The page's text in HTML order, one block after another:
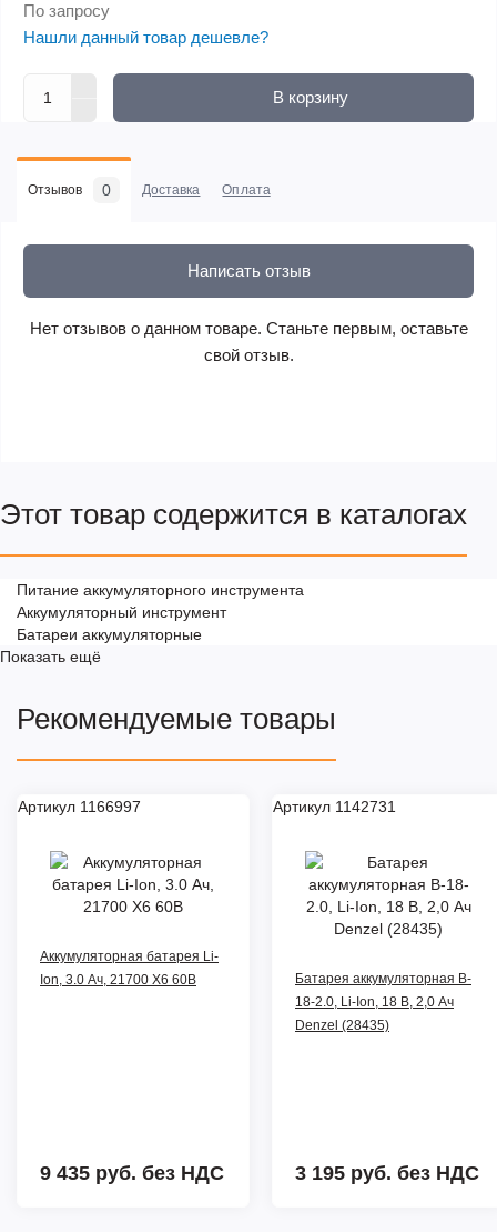
По запросу
Нашли данный товар дешевле?
В корзину
Отзывов 0 Доставка Оплата
Написать отзыв
Нет отзывов о данном товаре. Станьте первым, оставьте
свой отзыв.
Этот товар содержится в каталогах
Питание аккумуляторного инструмента
Аккумуляторный инструмент
Батареи аккумуляторные
Показать ещё
Рекомендуемые товары
Артикул 1166997
Аккумуляторная батарея Li-
Ion, 3.0 Ач, 21700 X6 60В
9 435 руб. без НДС
Артикул 1142731
Батарея аккумуляторная B-
18-2.0, Li-Ion, 18 В, 2,0 Ач
Denzel (28435)
3 195 руб. без НДС